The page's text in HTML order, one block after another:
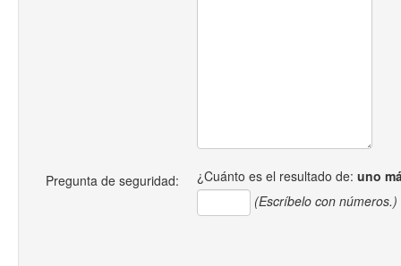
Pregunta de seguridad: ¿Cuánto es el resultado de: uno
(Escríbelo con números.)